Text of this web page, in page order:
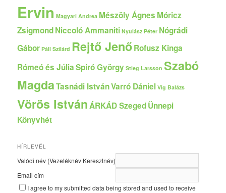
Ervin Magyari Andrea Mészöly Ágnes Móricz
ZsigmondNiccoló Ammaniti Nyulász Péter Nógrádi
Gábor Páll Szilárd Rejtő JenőRofusz Kinga
Rómeó és JúliaSpiró György Stieg Larsson Szabó
MagdaTasnádi IstvánVarró Dániel Vig Balázs
Vörös IstvánÁRKÁD SzegedÜnnepi
Könyvhét
HÍRLEVÉL
Valódi név (Vezetéknév Keresztnév)
Email cím
I agree to my submitted data being stored and used to receive